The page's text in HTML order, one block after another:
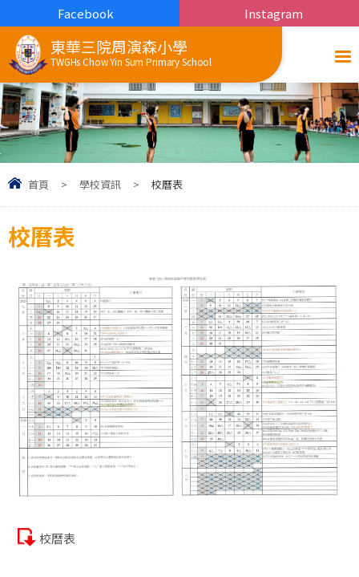
東華三院周演森小學
TWGHs Chow Yin Sum Primary School
Facebook Instagram
首頁 > 學校資訊 > 校曆表
校曆表
校曆表